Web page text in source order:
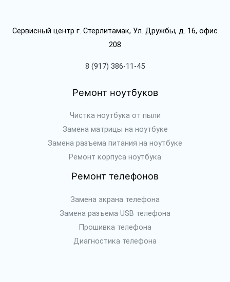
Сервисный центр г. Стерлитамак, Ул. Дружбы, д. 16, офис
208
8 (917) 386-11-45
Ремонт ноутбуков
Чистка ноутбука от пыли
Замена матрицы на ноутбуке
Замена разъема питания на ноутбуке
Ремонт корпуса ноутбука
Ремонт телефонов
Замена экрана телефона
Замена разъема USB телефона
Прошивка телефона
Диагностика телефона